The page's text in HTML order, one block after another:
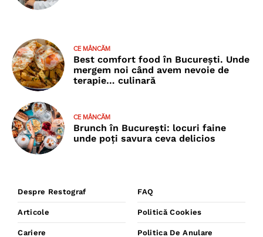
CE MÂNCĂM
Best comfort food în București. Unde
mergem noi când avem nevoie de
terapie… culinară
CE MÂNCĂM
Brunch în București: locuri faine
unde poţi savura ceva delicios
Despre Restograf
Articole
Cariere
FAQ
Politică Cookies
Politica De Anulare